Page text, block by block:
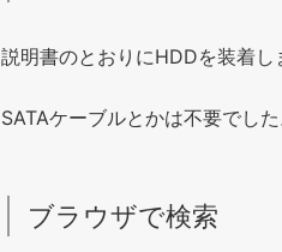
説明書のとおりにHDDを装着し
SATAケーブルとかは不要でし
ブラウザで検索